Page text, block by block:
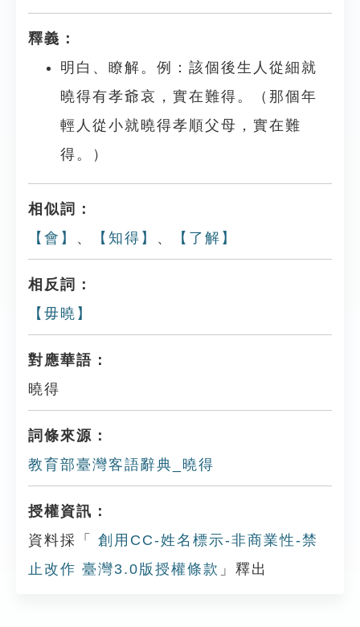
釋義：
明白、瞭解。例：該個後生人從細就
曉得有孝爺哀，實在難得。（那個年
輕人從小就曉得孝順父母，實在難
得。）
相似詞：
【會】 、 【知得】 、 【了解】
相反詞：
【毋曉】
對應華語：
曉得
詞條來源：
教育部臺灣客語辭典_曉得
授權資訊：
資料採「
創用CC-姓名標示-非商業性-禁
止改作 臺灣3.0版授權條款 」釋出